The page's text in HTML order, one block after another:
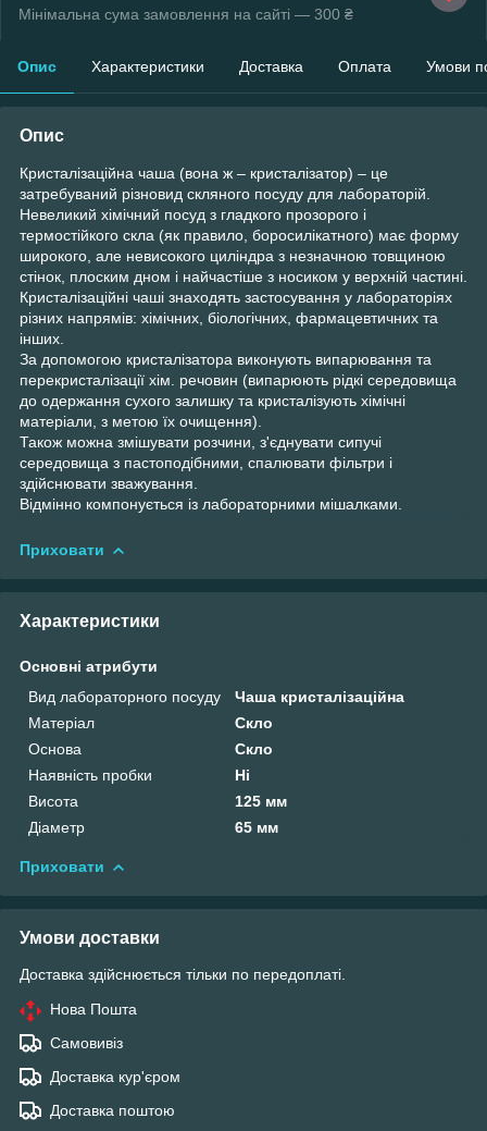
Мінімальна сума замовлення на сайті — 300 ₴
Опис Характеристики Доставка Оплата Умови
Опис
Кристалізаційна чаша (вона ж – кристалізатор) – це
затребуваний різновид скляного посуду для лабораторій.
Невеликий хімічний посуд з гладкого прозорого і
термостійкого скла (як правило, боросилікатного) має форму
широкого, але невисокого циліндра з незначною товщиною
стінок, плоским дном і найчастіше з носиком у верхній частині.
Кристалізаційні чаші знаходять застосування у лабораторіях
різних напрямів: хімічних, біологічних, фармацевтичних та
інших.
За допомогою кристалізатора виконують випарювання та
перекристалізації хім. речовин (випарюють рідкі середовища
до одержання сухого залишку та кристалізують хімічні
матеріали, з метою їх очищення).
Також можна змішувати розчини, з'єднувати сипучі
середовища з пастоподібними, спалювати фільтри і
здійснювати зважування.
Відмінно компонується із лабораторними мішалками.
Приховати
Характеристики
Основні атрибути
Вид лабораторного посуду
Чаша кристалізаційна
Матеріал
Скло
Основа
Скло
Наявність пробки
Ні
Висота
125 мм
Діаметр
65 мм
Приховати
Умови доставки
Доставка здійснюється тільки по передоплаті.
Нова Пошта
Самовивіз
Доставка кур'єром
Доставка поштою